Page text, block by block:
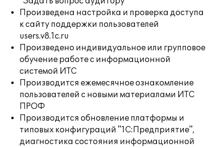
Произведена настройка и проверка доступа
к сайту поддержки пользователей
users.v8.1c.ru
Произведено индивидуальное или групповое
обучение работе с информационной
системой ИТС
Производится ежемесячное ознакомление
пользователей с новыми материалами ИТС
ПРОФ
Производится обновление платформы и
типовых конфигураций "1С:Предприятие",
диагностика состояния информационной